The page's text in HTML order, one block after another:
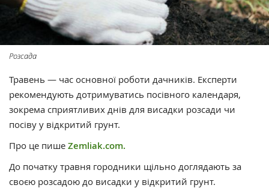
Розсада
Травень — час основної роботи дачників. Експерти
рекомендують дотримуватись посівного календаря,
зокрема сприятливих днів для висадки розсади чи
посіву у відкритий грунт.
Про це пише Zemliak.com.
До початку травня городники щільно доглядають за
своєю розсадою до висадки у відкритий грунт.